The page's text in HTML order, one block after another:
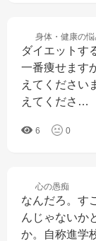
身体・健康の
ダイエットす
一番痩せます
えてください
えてくださ…
6 0
心の愚痴
なんだろ。す
んじゃないか
か。自称進学